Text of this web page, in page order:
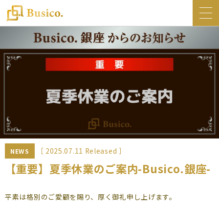
トップ
Busico.について
Busico.銀座
料金・サービス
お知らせ
NEWS
Busico.通信
NEWS ［ 2025.07.11 Released ］
【重要】夏季休業のご案内-Busico.銀座-
平素は格別のご愛顧を賜り、厚く御礼申し上げます。